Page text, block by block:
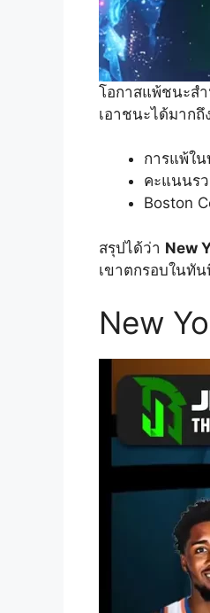
โอกาสแพ้ชนะส
เอาชนะได้มากถึ
การแพ้ใ
คะแนนร
Boston
สรุปได้ว่า New
เขาตกรอบในทัน
New